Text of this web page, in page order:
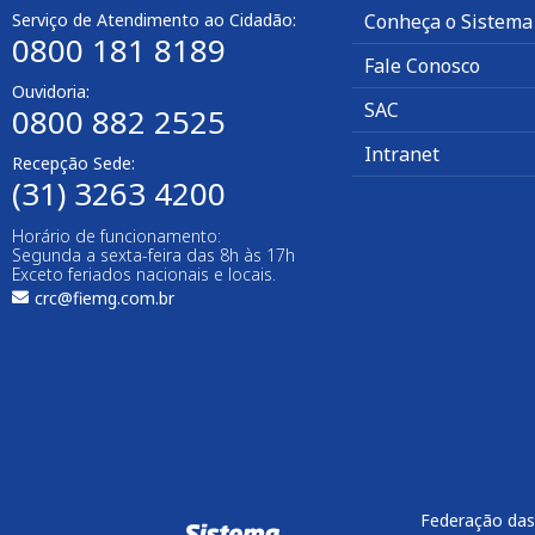
Serviço de Atendimento ao Cidadão:
0800 181 8189
Ouvidoria:
0800 882 2525​
Recepção Sede:
(31) 3263 4200
Horário de funcionamento:
Segunda a sexta-feira das 8h às 17h
Exceto feriados nacionais e locais.
crc@fiemg.com.br
Conheça o Sistema
Fale Conosco
SAC
Intranet
Federação